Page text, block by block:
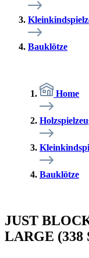
Bauklötze
Home
Bauklötze
JUST
LARGE (338